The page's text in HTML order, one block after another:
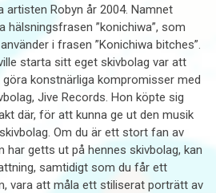
artisten Robyn år 2004. Namnet
hälsningsfrasen ”konichiwa”, som
i frasen ”Konichiwa bitches”.
starta sitt eget skivbolag var att
konstnärliga kompromisser med
Jive Records. Hon köpte sig
där, för att kunna ge ut den musik
Om du är ett stort fan av
har getts ut på hennes skivbolag, kan
samtidigt som du får ett
vara att måla ett stiliserat porträtt av